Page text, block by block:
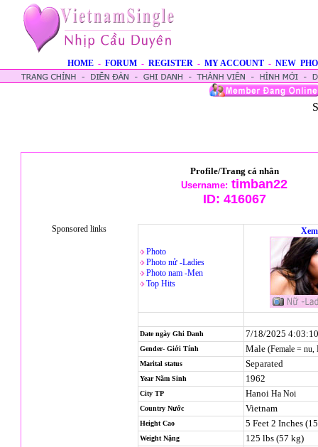
HOME - FORUM - REGISTER - MY ACCOUNT - NEW
Profile/Trang cá nhân
Username: timban22
ID: 416067
Sponsored links
Photo
Photo nử -Ladies
Photo nam -Men
Top Hits
Date ngày Ghi Danh 7/18/2025
Gender- Giới Tính Male (Female = nu,
Marital status Separated
Year Năm Sinh 1962
City TP Hanoi Ha Noi
Country Nước Vietnam
Height Cao 5 Feet 2 Inches
Weight Nặng 125 lbs (57 kg)